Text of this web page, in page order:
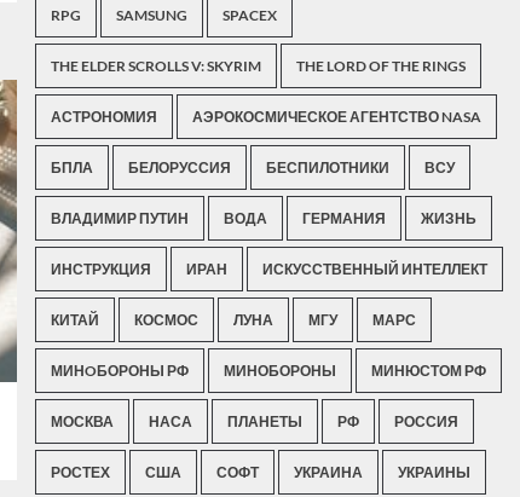
RPG SAMSUNG SPACEX
THE ELDER SCROLLS V: SKYRIM THE LORD OF THE RINGS
АСТРОНОМИЯ АЭРОКОСМИЧЕСКОЕ АГЕНТСТВО NASA
БПЛА БЕЛОРУССИЯ БЕСПИЛОТНИКИ ВСУ
ВЛАДИМИР ПУТИН ВОДА ГЕРМАНИЯ ЖИЗНЬ
ИНСТРУКЦИЯ ИРАН ИСКУССТВЕННЫЙ ИНТЕЛЛЕКТ
КИТАЙ КОСМОС ЛУНА МГУ МАРС
МИНOБОРОНЫ РФ МИНОБОРОНЫ МИНЮСТОМ РФ
МОСКВА НАСА ПЛАНЕТЫ РФ РОССИЯ
РОСТЕХ США СОФТ УКРАИНА УКРАИНЫ